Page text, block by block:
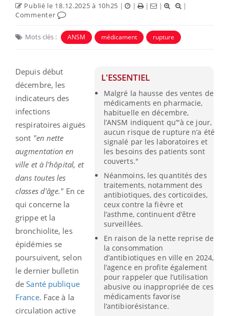
Publié le 18.12.2025 à 10h25 | | | |
|
Commenter
Mots clés : ANSM médicament rupture
L'ESSENTIEL
Malgré la hausse des ventes de
médicaments en pharmacie,
habituelle en décembre,
l’ANSM indiquent qu’"à ce jour,
aucun risque de rupture n’a été
signalé par les laboratoires et
les besoins des patients sont
couverts."
Néanmoins, les quantités des
traitements, notamment des
antibiotiques, des corticoïdes,
ceux contre la fièvre et
l’asthme, continuent d’être
surveillées.
En raison de la nette reprise de
la consommation
d’antibiotiques en ville en 2024,
l’agence en profite également
pour rappeler que l’utilisation
abusive ou inappropriée de ces
médicaments favorise
l’antibiorésistance.
Depuis début
décembre, les
indicateurs des
infections
respiratoires aiguës
sont "en nette
augmentation en
ville et à l'hôpital, et
dans toutes les
classes d'âge." En ce
qui concerne la
grippe et la
bronchiolite, les
épidémies se
poursuivent, selon
le dernier bulletin
deSanté publique
France. Face à la
circulation active